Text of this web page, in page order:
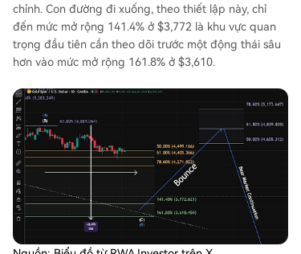
chỉnh. Con đường đi xuống, theo thiết lập này, chỉ
đến mức mở rộng 141.4% ở $3,772 là khu vực quan
trọng đầu tiên cần theo dõi trước một động thái sâu
hơn vào mức mở rộng 161.8% ở $3,610.